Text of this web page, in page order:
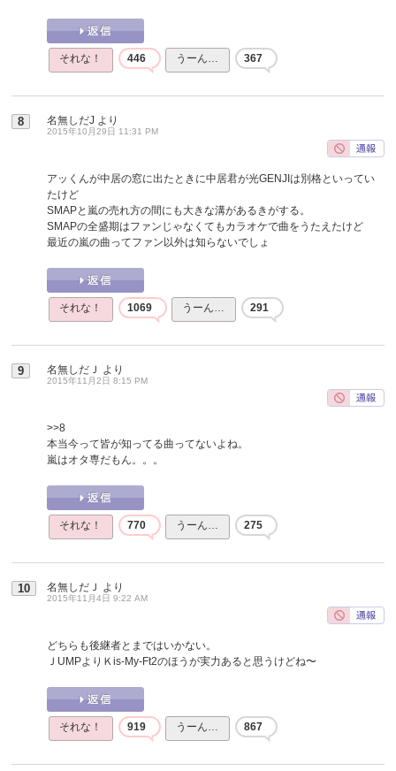
それな！ 446 うーん… 367
8 名無しだJ より
2015年10月29日 11:31 PM
アッくんが中居の窓に出たときに中居君が光GENJIは別格といってい
たけど
SMAPと嵐の売れ方の間にも大きな溝があるきがする。
SMAPの全盛期はファンじゃなくてもカラオケで曲をうたえたけど
最近の嵐の曲ってファン以外は知らないでしょ
それな！ 1069 うーん… 291
9 名無しだＪ より
2015年11月2日 8:15 PM
>>8
本当今って皆が知ってる曲ってないよね。
嵐はオタ専だもん。。。
それな！ 770 うーん… 275
10 名無しだＪ より
2015年11月4日 9:22 AM
どちらも後継者とまではいかない。
ＪUMPよりＫis-My-Ft2のほうが実力あると思うけどね〜
それな！ 919 うーん… 867